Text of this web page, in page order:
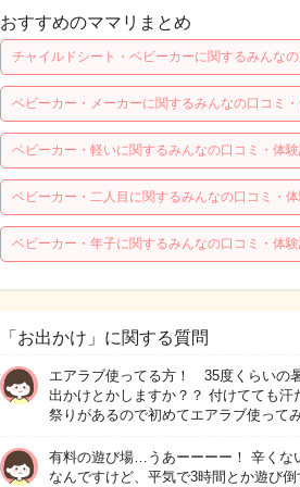
おすすめのママリまとめ
チャイルドシート・ベビーカーに関するみんな
ベビーカー・メーカーに関するみんなの口コミ
ベビーカー・軽いに関するみんなの口コミ・体
ベビーカー・二人目に関するみんなの口コミ・
ベビーカー・年子に関するみんなの口コミ・体
「お出かけ」に関する質問
エアラブ使ってる方！ 35度くらいの
出かけとかしますか？？ 付けてても
祭りがあるので初めてエアラブ使って
有料の遊び場…うあーーーー！ 辛くな
なんですけど、平気で3時間とか遊び